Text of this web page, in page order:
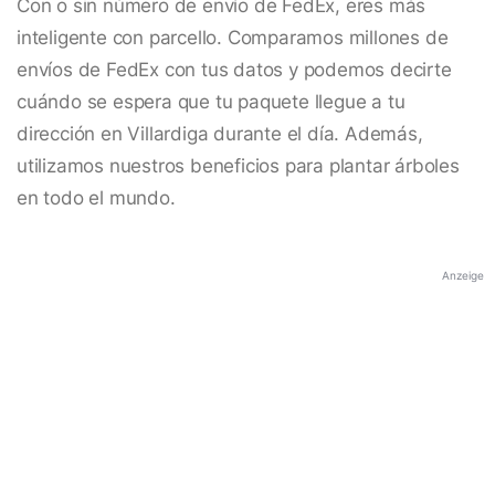
Con o sin número de envío de FedEx, eres más
inteligente con parcello. Comparamos millones de
envíos de FedEx con tus datos y podemos decirte
cuándo se espera que tu paquete llegue a tu
dirección en Villardiga durante el día. Además,
utilizamos nuestros beneficios para plantar árboles
en todo el mundo.
Anzeige